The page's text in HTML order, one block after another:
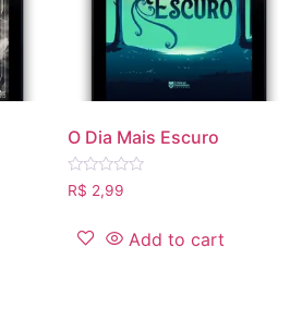
O Dia Mais Escuro
Rated
0
of
R$ 2,99
Add to cart